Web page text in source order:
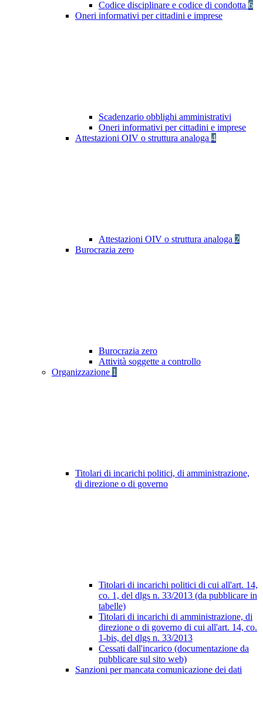
Codice disciplinare e codice di condotta 6
Oneri informativi per cittadini e imprese
Scadenzario obblighi amministrativi
Oneri informativi per cittadini e imprese
Attestazioni OIV o struttura analoga 4
Attestazioni OIV o struttura analoga 2
Burocrazia zero
Burocrazia zero
Attività soggette a controllo
Organizzazione 1
Titolari di incarichi politici, di amministrazione,
di direzione o di governo
Titolari di incarichi politici di cui all'art. 14,
co. 1, del dlgs n. 33/2013 (da pubblicare in
tabelle)
Titolari di incarichi di amministrazione, di
direzione o di governo di cui all'art. 14, co.
1-bis, del dlgs n. 33/2013
Cessati dall'incarico (documentazione da
pubblicare sul sito web)
Sanzioni per mancata comunicazione dei dati